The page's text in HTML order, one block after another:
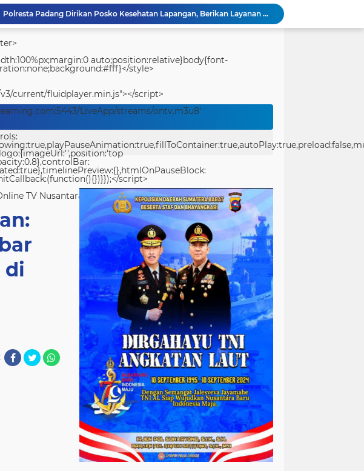
Polresta Padang Dirikan Posko Kesehatan Lapangan, Berikan Layanan Medis Gratis bagi Warga Terdampak Bencana
Usut Pungli SMAN 3 Painan: Kasus Harus Diusut Tuntas Tanpa Pandang Bulu, Kejari Pessel Didesak Jaga Integritas
Polwan Polresta Padang Gelar Trauma Healing untuk Anak-Anak Korban Banjir di Surau Gadang
Ditlantas Polda Sumbar Gelar Police Goes to Campus di UNP, Edukasi 3.000 Mahasiswa Baru Tertib Berlalu Lintas
auto;position:relative}body{font-
style>
current/fluidplayer.min.js"></script>
LiveApp/streams/ontv.m3u8'
script>
TV Nusantara <center>
di